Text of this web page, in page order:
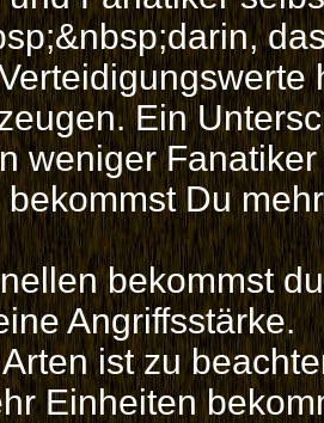
Ein
weniger
Du
bekommst
Angriffsstärke.
ist zu
Einheiten